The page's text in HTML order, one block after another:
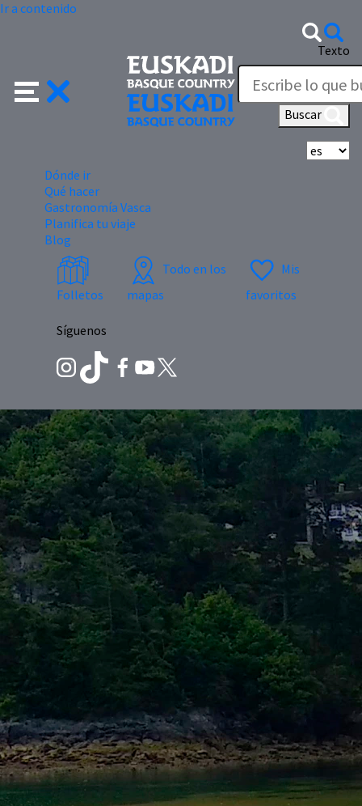
Ir a contenido
Texto
Buscar
Dónde ir
Qué hacer
Gastronomía Vasca
Planifica tu viaje
Blog
Folletos
Todo en los
mapas
Mis
favoritos
Síguenos